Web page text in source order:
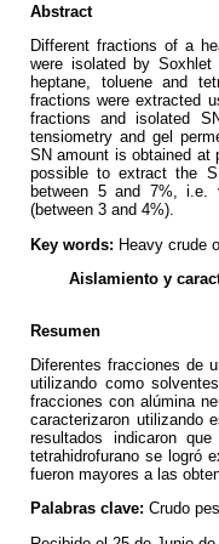
Abstract
Different fractions of a
were isolated by
heptane, toluene and
fractions were extracted
fractions and isolated
tensiometry and gel
SN amount is obtained at
possible to extract the
between 5 and 7%, i.e.
(between 3 and 4%).
Key words: Heavy crude
Aislamiento y
Resumen
Diferentes fracciones de
utilizando como
fracciones con alúmina
caracterizaron utilizando
resultados indicaron
tetrahidrofurano se logró
fueron mayores a las
Palabras clave: Crudo